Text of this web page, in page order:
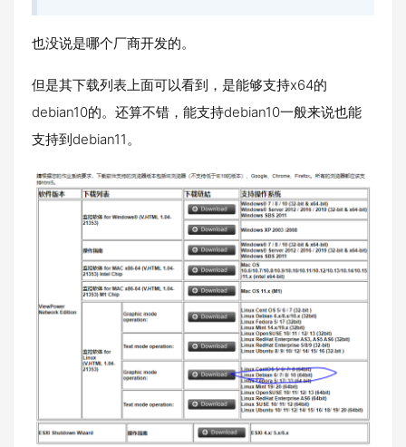
也没说是哪个厂商开发的。
但是其下载列表上面可以看到，是能够支持x64的
debian10的。还算不错，能支持debian10一般来说也能
支持到debian11。